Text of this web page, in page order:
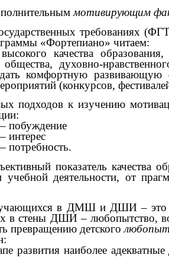
мотивирующим
требованиях (ФГТ),
«Фортепиано» читаем:
качества
духовно-
комфортную развивающую
(конкурсов,
к изучению мотивации
побуждение
интерес
потребность.
показатель качества
учебной деятельности, от
в ДМШ и ДШИ – это
в стены ДШИ – любопытство,
превращению детского
развития наиболее